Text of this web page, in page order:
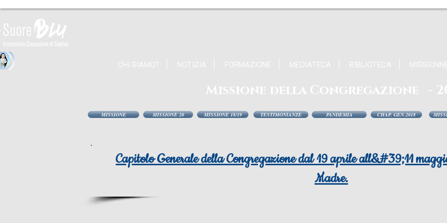
CHI SIAMO? NOTIZIA FORMAZIONE MEDIATECA BIBLIOTECA
Missione della Congregazione -
MISSIONE MISSIONE 20 MISSIONE 18/19 TESTIMONIANZE PANDEMIA CHAP. GEN.2018
Capitolo Generale della Congregazione dal 19 aprile all&#39;11
Madre.